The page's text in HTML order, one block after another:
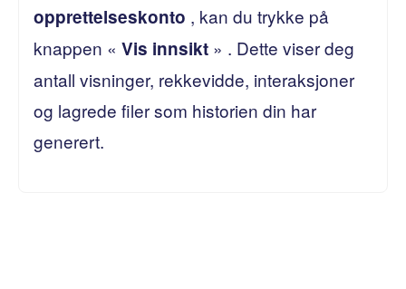
opprettelseskonto , kan du trykke på
knappen «Vis innsikt » . Dette viser deg
antall visninger, rekkevidde, interaksjoner
og lagrede filer som historien din har
generert.